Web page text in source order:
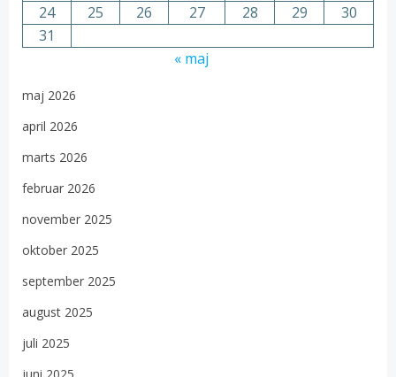
24
25 26 27 28 29
30
31
« maj
maj 2026
april 2026
marts 2026
februar 2026
november 2025
oktober 2025
september 2025
august 2025
juli 2025